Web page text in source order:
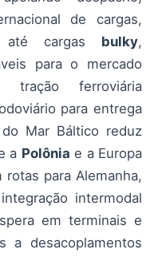
de cargas,
até cargas bulky,
para o mercado
tração ferroviária
para entrega
Mar Báltico reduz
a Polônia e a Europa
para Alemanha,
intermodal
em terminais e
a desacoplamentos